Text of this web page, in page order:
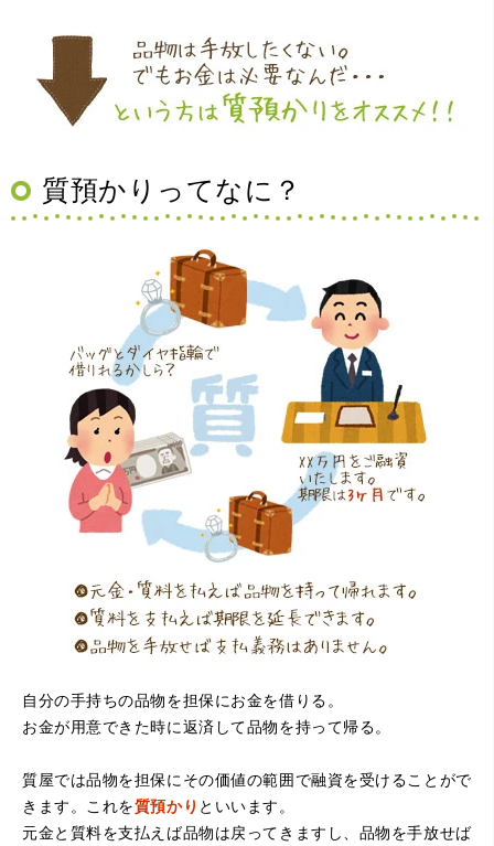
やすくとても良い時間になりました!!満足出来る買取です。
本当に有難う御座います!!
（大阪府寝屋川市）質屋さんは初めてて不安でしたが、他
店買い取りより高く思っていた以上の金額で大満足です。
説明もわかりやすく、優しい話し方の対応でとても良かっ
たです。
（大阪府堺市）電話対応の時からとても感じが良くて来店
でお世話になろうと思いました。ありがとうございまし
た。
質預かりってなに？
自分の手持ちの品物を担保にお金を借りる。
お金が用意できた時に返済して品物を持って帰る。
質屋では品物を担保にその価値の範囲で融資を受けることがで
きます。これを質預かり といいます。
元金と質料を支払えば品物は戻ってきますし、品物を手放せば